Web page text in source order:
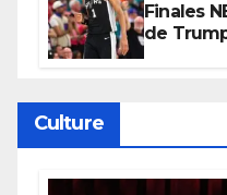
Finales
de
Culture